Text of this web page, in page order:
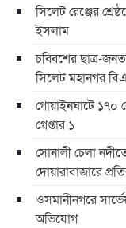
সিলেট রেঞ্জের
ইসলাম
চব্বিশের ছাত্র-
সিলেট মহানগর
গোয়াইনঘাটে
গ্রেপ্তার ১
সোনালী চেলা
দোয়ারাবাজারে
ওসমানীনগরে
অভিযোগ